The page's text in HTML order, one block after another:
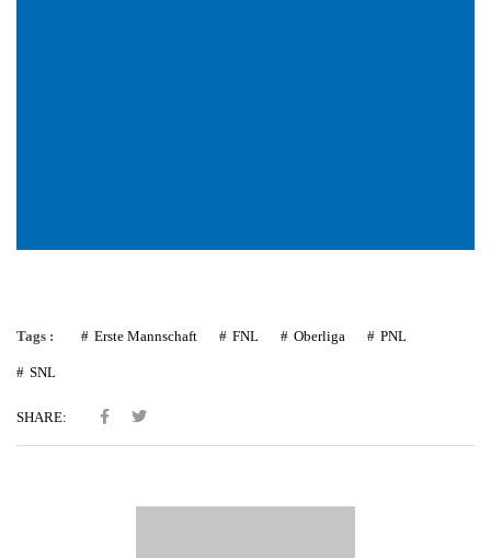
Tags : Erste Mannschaft FNL Oberliga PNL
SNL
SHARE: